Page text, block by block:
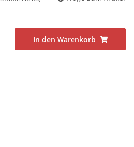
In den Warenkorb